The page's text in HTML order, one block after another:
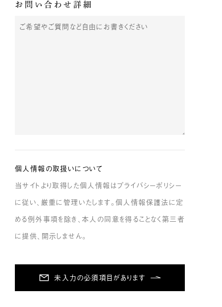
お問い合わせ詳細
個人情報の取扱いについて
当サイトより取得した個人情報はプライバシーポリシー
に従い、厳重に管理いたします。個人情報保護法に定
める例外事項を除き、本人の同意を得ることなく第三者
に提供、開示しません。
未入力の必須項目があります